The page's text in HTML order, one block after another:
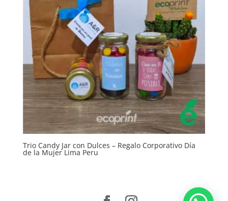
Trio Candy Jar con Dulces – Regalo Corporativo Día
de la Mujer Lima Peru